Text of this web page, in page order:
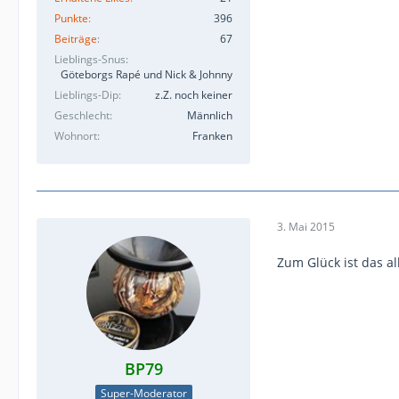
Punkte
396
Beiträge
67
Lieblings-Snus
Göteborgs Rapé und Nick & Johnny
Lieblings-Dip
z.Z. noch keiner
Geschlecht
Männlich
Wohnort
Franken
BP79
Super-Moderator
3. Mai 2015
Zum Glück ist das